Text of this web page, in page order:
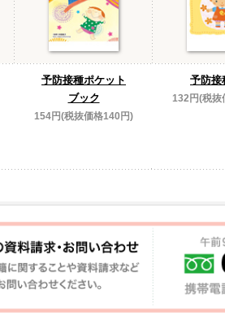
予防接種ポケット
ブック
154円(税抜価格140円)
予防接
132円(税抜